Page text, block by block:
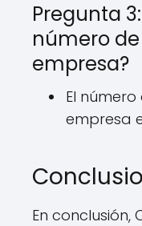
Pregunta
número
empresa?
El
empresa
En conclusión,